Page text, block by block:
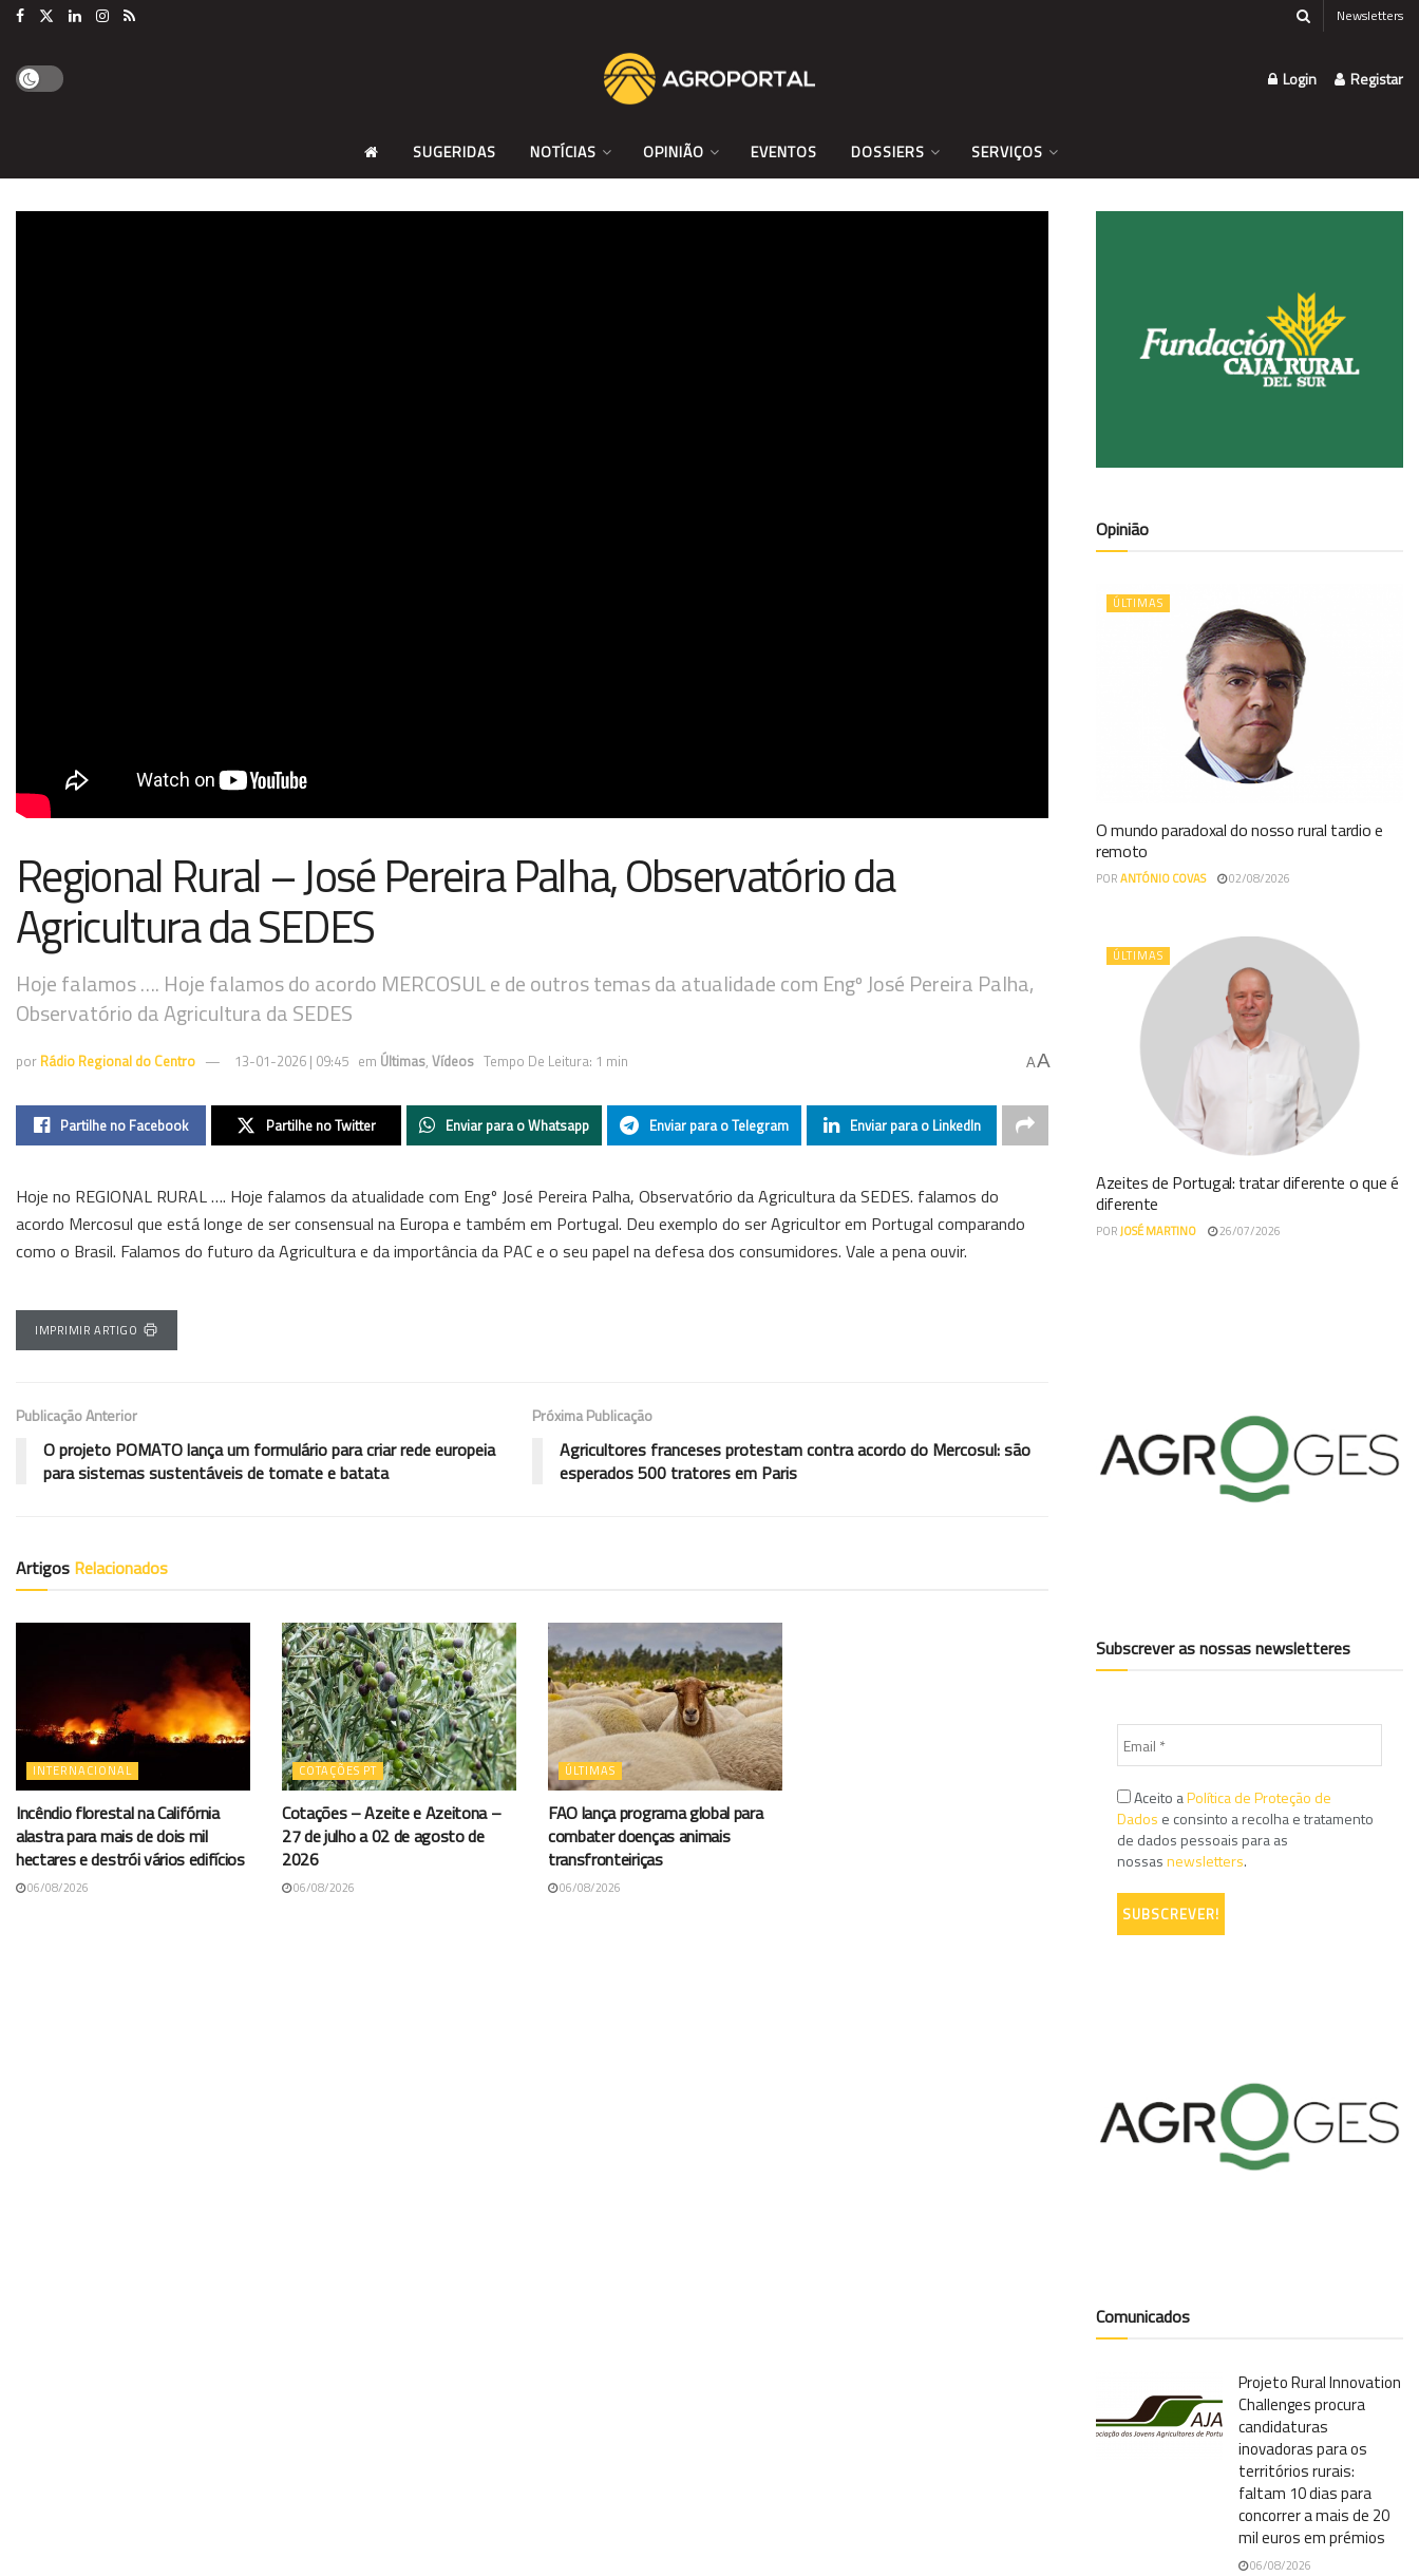
Newsletters
Login Registar
SUGERIDAS NOTÍCIAS OPINIÃO EVENTOS DOSSIERS SERVIÇOS
Regional Rural – José Pereira Palha, Observatório da
Agricultura da SEDES
Hoje falamos …. Hoje falamos do acordo MERCOSUL e de outros temas da atualidade com Engº José Pereira Palha,
Observatório da Agricultura da SEDES
por Rádio Regional do Centro 13-01-2026 | 09:45 em Últimas, Vídeos Tempo De Leitura: 1 min AA
Partilhe no Facebook Partilhe no Twitter Enviar para o Whatsapp Enviar para o Telegram Enviar para o LinkedIn
Hoje no REGIONAL RURAL …. Hoje falamos da atualidade com Engº José Pereira Palha, Observatório da Agricultura da SEDES. falamos do
acordo Mercosul que está longe de ser consensual na Europa e também em Portugal. Deu exemplo do ser Agricultor em Portugal comparando
como o Brasil. Falamos do futuro da Agricultura e da importância da PAC e o seu papel na defesa dos consumidores. Vale a pena ouvir.
IMPRIMIR ARTIGO
Publicação Anterior
O projeto POMATO lança um formulário para criar rede europeia
para sistemas sustentáveis de tomate e batata
Próxima Publicação
Agricultores franceses protestam contra acordo do Mercosul: são
esperados 500 tratores em Paris
Artigos Relacionados
INTERNACIONAL
Incêndio florestal na Califórnia
alastra para mais de dois mil
hectares e destrói vários edifícios
06/08/2026
COTAÇÕES PT
Cotações – Azeite e Azeitona –
27 de julho a 02 de agosto de
2026
06/08/2026
ÚLTIMAS
FAO lança programa global para
combater doenças animais
transfronteiriças
06/08/2026
Opinião
ÚLTIMAS
O mundo paradoxal do nosso rural tardio e
remoto
PORANTÓNIO COVAS 02/08/2026
ÚLTIMAS
Azeites de Portugal: tratar diferente o que é
diferente
PORJOSÉ MARTINO 26/07/2026
Subscrever as nossas newsletteres
Aceito aPolítica de Proteção de
Dados e consinto a recolha e tratamento
de dados pessoais para as
nossasnewsletters.
Comunicados
Projeto Rural Innovation
Challenges procura
candidaturas
inovadoras para os
territórios rurais:
faltam 10 dias para
concorrer a mais de 20
mil euros em prémios
06/08/2026